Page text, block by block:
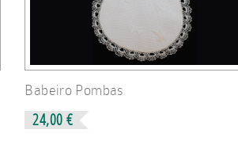
Babeiro Pombas
24,00 €